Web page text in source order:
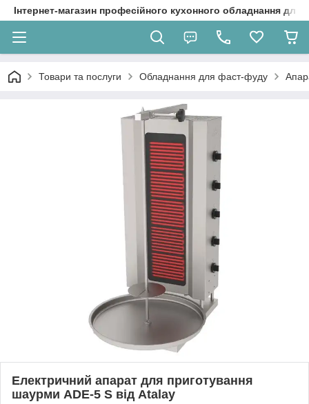
Інтернет-магазин професійного кухонного обладнання
Товари та послуги Обладнання для фаст-фуду
Електричний апарат для приготування
шаурми ADE-5 S від Atalay